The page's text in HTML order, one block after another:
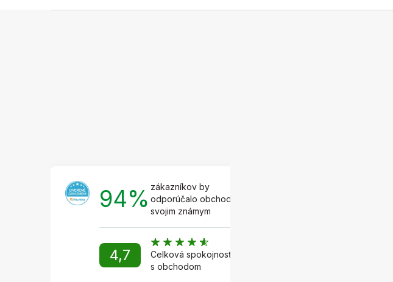
94% zákazníkov by
odporúčalo obchod
svojim známym
4,7
Celková spokojnosť
s obchodom